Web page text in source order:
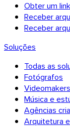
Chrome &
Obter um
Receber
Receber
Soluções
Todas as
Fotógrafos
Videomakers
Música e
Agências
Arquitetura